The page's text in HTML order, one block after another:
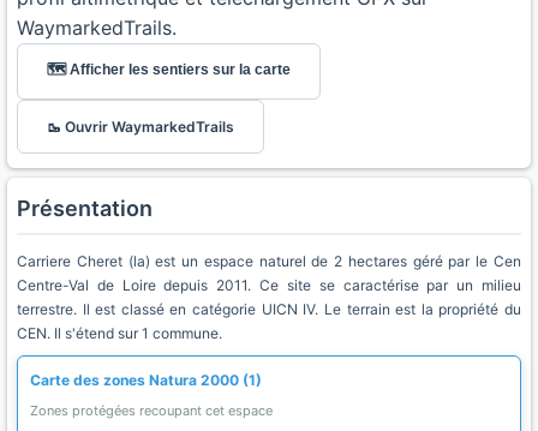
WaymarkedTrails.
🗺️ Afficher les sentiers sur la carte
🥾 Ouvrir WaymarkedTrails
Présentation
Carriere Cheret (la) est un espace naturel de 2 hectares géré par le Cen
Centre-Val de Loire depuis 2011. Ce site se caractérise par un milieu
terrestre. Il est classé en catégorie UICN IV. Le terrain est la propriété du
CEN. Il s'étend sur 1 commune.
Carte des zones Natura 2000 (1)
Zones protégées recoupant cet espace